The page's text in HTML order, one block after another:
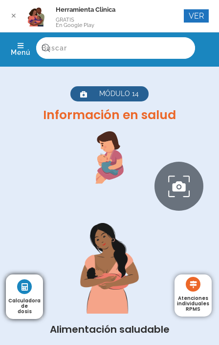
Menú
MÓDULO 14
Información en salud
Alimentación saludable
Calculadora
de
dosis
Calculadora
de
dosis
Atenciones
individuales
RPMS
✕
Herramienta Clinica
GRATIS
En Google Play
VER